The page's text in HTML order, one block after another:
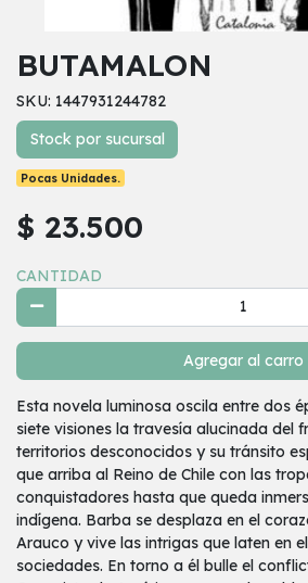
BUTAMALON
SKU: 1447931244782
Stock por sucursal
Pocas Unidades.
$ 23.500
CANTIDAD
Agregar al carro
Esta novela luminosa oscila entre dos
siete visiones la travesía alucinada del
territorios desconocidos y su tránsito
que arriba al Reino de Chile con las
conquistadores hasta que queda
indígena. Barba se desplaza en el
Arauco y vive las intrigas que laten en
sociedades. En torno a él bulle el